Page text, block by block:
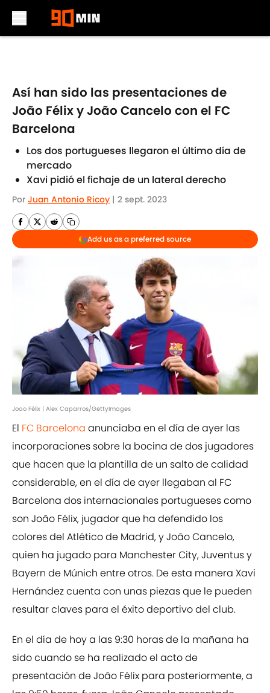
Así han sido las presentaciones de
João Félix y João Cancelo con el FC
Barcelona
Los dos portugueses llegaron el último día de
mercado
Xavi pidió el fichaje de un lateral derecho
Por Juan Antonio Ricoy | 2 sept. 2023
Add us as a preferred source
Joao Félix | Alex Caparros/GettyImages
El FC Barcelona anunciaba en el día de ayer las
incorporaciones sobre la bocina de dos jugadores
que hacen que la plantilla de un salto de calidad
considerable, en el día de ayer llegaban al FC
Barcelona dos internacionales portugueses como
son João Félix, jugador que ha defendido los
colores del Atlético de Madrid, y João Cancelo,
quien ha jugado para Manchester City, Juventus y
Bayern de Múnich entre otros. De esta manera Xavi
Hernández cuenta con unas piezas que le pueden
resultar claves para el éxito deportivo del club.
En el día de hoy a las 9:30 horas de la mañana ha
sido cuando se ha realizado el acto de
presentación de João Félix para posteriormente, a